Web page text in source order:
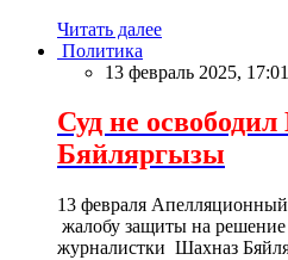
Читать далее
Политика
13 февраль 2025, 17:01
Суд не
Бяйляргызы
13 февраля Апелляционный
жалобу защиты на решение
журналистки Шахназ